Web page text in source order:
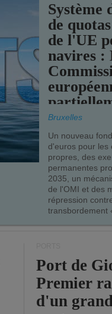
Système
de
de l'UE
navires :
Bruxelles
Un nouveau
d'euros pour les
propres, des
permanentes
2035, un
de l'OMI et des
répression
transbordement
Port de
Premier
d'un